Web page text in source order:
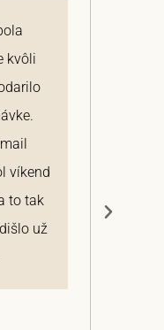
kvôli
víkend
to tak
už